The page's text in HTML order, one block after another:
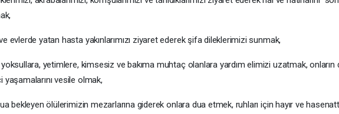
evlerde yatan hasta yakınlarımızı ziyaret ederek şifa dileklerimizi sunmak,
yetimlere, kimsesiz ve bakıma muhtaç olanlara yardım elimizi uzatmak, onların
vesile olmak,
bekleyen ölülerimizin mezarlarına giderek onlara dua etmek, ruhları için hayır ve